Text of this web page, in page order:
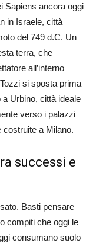
Sapiens ancora oggi
in Israele, città
del 749 d.C. Un
terra, che
all’interno
si sposta prima
Urbino, città ideale
verso i palazzi
costruite a Milano.
successi e
Basti pensare
compiti che oggi le
consumano suolo